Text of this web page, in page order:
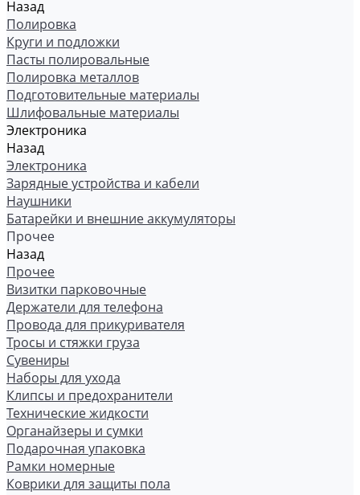
Назад
Полировка
Круги и подложки
Пасты полировальные
Полировка металлов
Подготовительные материалы
Шлифовальные материалы
Электроника
Назад
Электроника
Зарядные устройства и кабели
Наушники
Батарейки и внешние аккумуляторы
Прочее
Назад
Прочее
Визитки парковочные
Держатели для телефона
Провода для прикуривателя
Тросы и стяжки груза
Сувениры
Наборы для ухода
Клипсы и предохранители
Технические жидкости
Органайзеры и сумки
Подарочная упаковка
Рамки номерные
Коврики для защиты пола